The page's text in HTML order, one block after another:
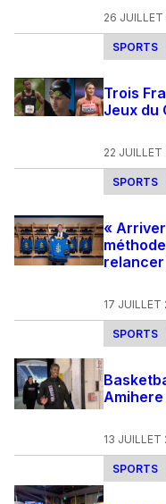
26
SPORTS
Trois
Jeux du
22 JUILLET
SPORTS
«
17 JUILLET
SPORTS
13 JUILLET
SPORTS